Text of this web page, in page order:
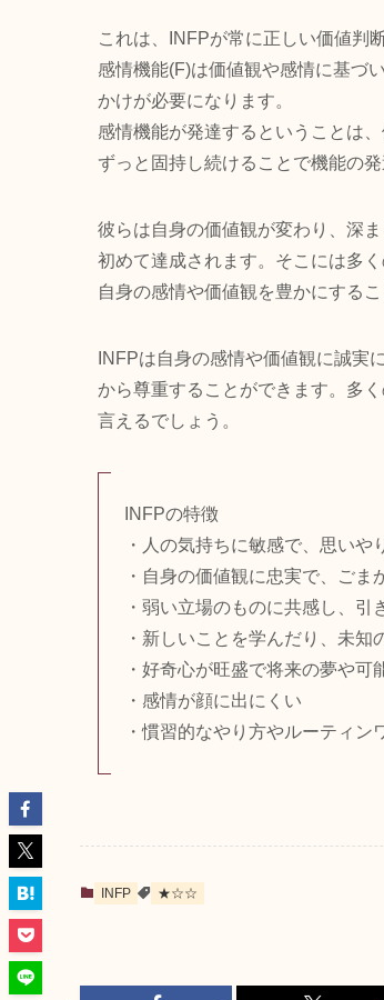
これは、INFPが常に正しい価値判
感情機能(F)は価値観や感情に基づ
かけが必要になります。
感情機能が発達するということは
ずっと固持し続けることで機能の
彼らは自身の価値観が変わり、深
初めて達成されます。そこには多
自身の感情や価値観を豊かにする
INFPは自身の感情や価値観に誠実
から尊重することができます。多
言えるでしょう。
INFPの特徴
・人の気持ちに敏感で、思いや
・自身の価値観に忠実で、ごま
・弱い立場のものに共感し、引
・新しいことを学んだり、未
・好奇心が旺盛で将来の夢や可
・感情が顔に出にくい
・慣習的なやり方やルーティン
INFP ★☆☆